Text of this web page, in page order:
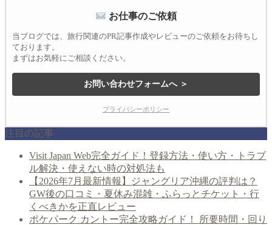
お仕事のご依頼
当ブログでは、旅行関連のPR記事作成やレビューのご依頼をお待ちし
ております。
まずはお気軽にご相談ください。
お問い合わせフォームへ ＞
プライバシーポリシー
注目の記事
Visit Japan Web完全ガイド！登録方法・使い方・トラブ
ル解決・使えない時の対処法も
【2026年7月最新情報】ジャングリア沖縄の評判は？
GW後の口コミ・夏休み混雑・ふらっとチケット・行
くべきかを正直レビュー
ポケパーク カントー完全攻略ガイド！ 所要時間・回り